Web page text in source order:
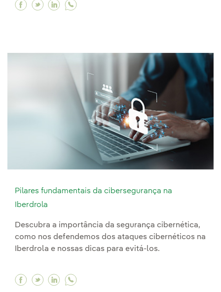
Facebook Iberdrola aposta na cibersegurança
Twitter Iberdrola aposta na
Linkedin Iberdrola aposta na
Pilares fundamentais da cibersegurança na
Iberdrola
Descubra a importância da segurança cibernética,
como nos defendemos dos ataques cibernéticos na
Iberdrola e nossas dicas para evitá-los.
Facebook Pilares fundamentais da
Twitter Pilares fundamentais da
Linkedin Pilares fundamentais da